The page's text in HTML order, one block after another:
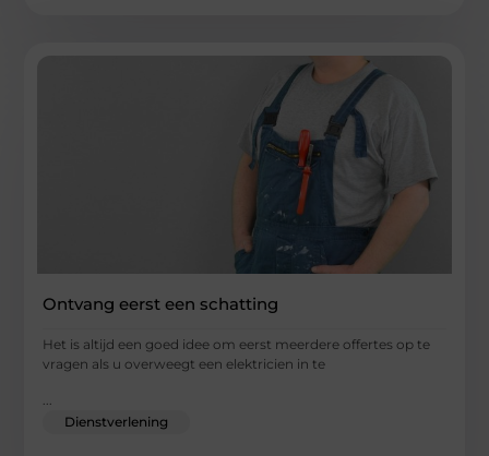
Ontvang eerst een schatting
Het is altijd een goed idee om eerst meerdere offertes op te
vragen als u overweegt een elektricien in te
Dienstverlening